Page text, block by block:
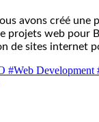
avons créé une
projets web pour
de sites internet
#Web Development